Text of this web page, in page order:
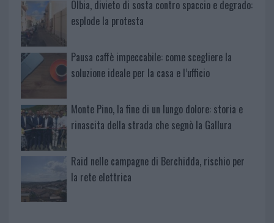
Olbia, divieto di sosta contro spaccio e degrado:
esplode la protesta
Pausa caffè impeccabile: come scegliere la
soluzione ideale per la casa e l’ufficio
Monte Pino, la fine di un lungo dolore: storia e
rinascita della strada che segnò la Gallura
Raid nelle campagne di Berchidda, rischio per
la rete elettrica